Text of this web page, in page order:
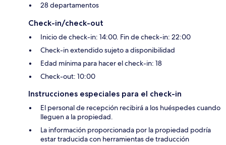
28 departamentos
Check-in/check-out
Inicio de check-in: 14:00. Fin de check-in: 22:00
Check-in extendido sujeto a disponibilidad
Edad mínima para hacer el check-in: 18
Check-out: 10:00
Instrucciones especiales para el check-in
El personal de recepción recibirá a los huéspedes cuando
lleguen a la propiedad.
La información proporcionada por la propiedad podría
estar traducida con herramientas de traducción